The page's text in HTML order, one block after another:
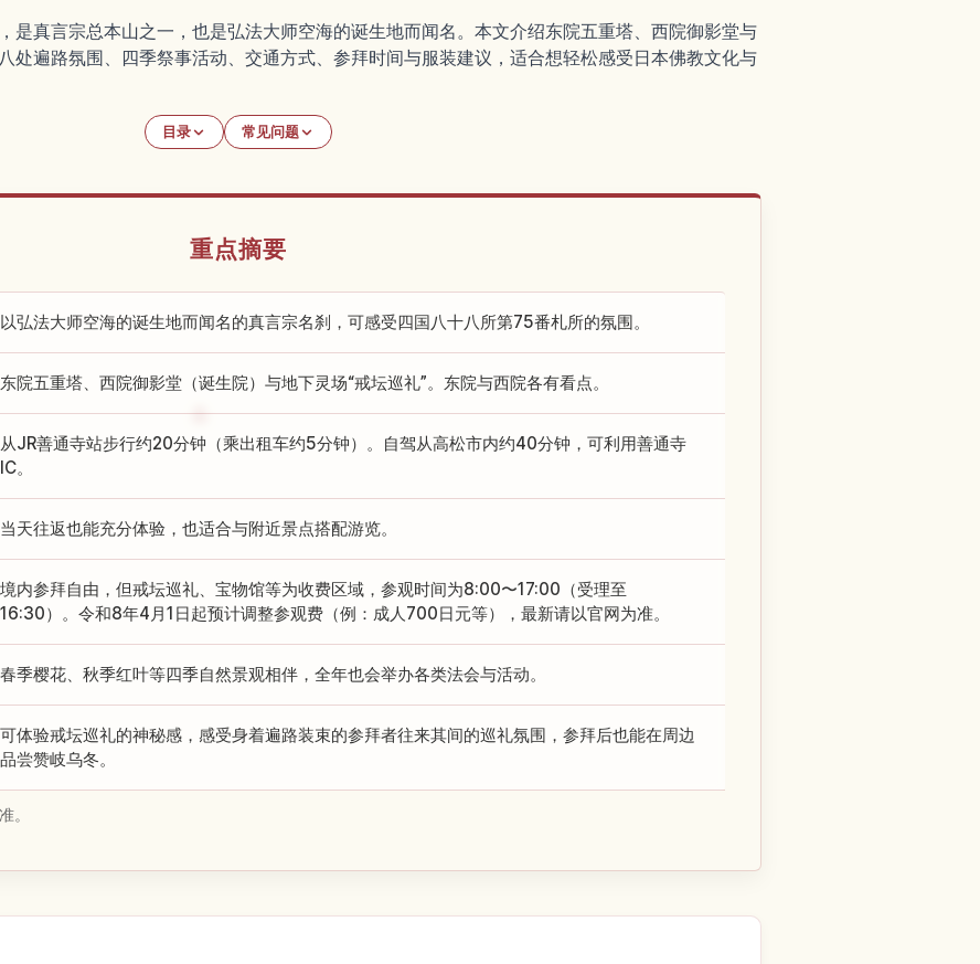
是真言宗总本山之一，也是弘法大师空海的诞生地而闻名。本文介绍东院五重塔、西院御影堂与
处遍路氛围、四季祭事活动、交通方式、参拜时间与服装建议，适合想轻松感受日本佛教文化与
目录 常见问题
重点摘要
以弘法大师空海的诞生地而闻名的真言宗名刹，可感受四国八十八所第75番札所的氛围。
东院五重塔、西院御影堂（诞生院）与地下灵场“戒坛巡礼”。东院与西院各有看点。
从JR善通寺站步行约20分钟（乘出租车约5分钟）。自驾从高松市内约40分钟，可利用善通寺
IC。
当天往返也能充分体验，也适合与附近景点搭配游览。
境内参拜自由，但戒坛巡礼、宝物馆等为收费区域，参观时间为8:00〜17:00（受理至
16:30）。令和8年4月1日起预计调整参观费（例：成人700日元等），最新请以官网为准。
春季樱花、秋季红叶等四季自然景观相伴，全年也会举办各类法会与活动。
可体验戒坛巡礼的神秘感，感受身着遍路装束的参拜者往来其间的巡礼氛围，参拜后也能在周边
品尝赞岐乌冬。
。